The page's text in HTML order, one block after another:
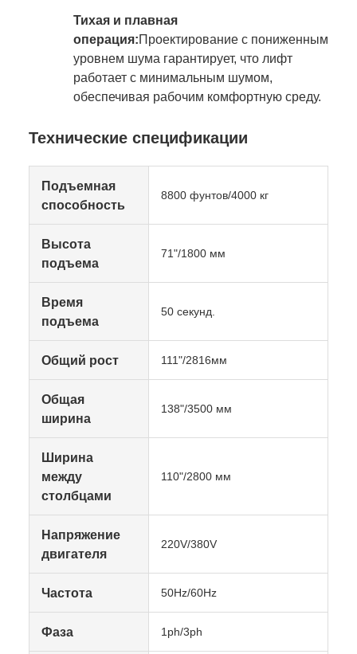
Тихая и плавная
операция:Проектирование с пониженным
уровнем шума гарантирует, что лифт
работает с минимальным шумом,
обеспечивая рабочим комфортную среду.
Технические спецификации
Подъемная
способность
8800 фунтов/4000 кг
Высота
подъема
71"/1800 мм
Время
подъема
50 секунд.
Общий рост 111"/2816мм
Общая
ширина
138"/3500 мм
Ширина
между
столбцами
110"/2800 мм
Напряжение
двигателя
220V/380V
Частота 50Hz/60Hz
Фаза 1ph/3ph